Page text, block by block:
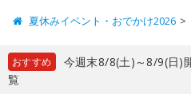
夏休みイベント・おでかけ2026
おすすめ
今週末8/8(土)～8/9(日)
覧